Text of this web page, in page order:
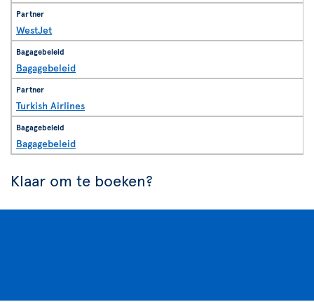
WestJet
Bagagebeleid
Turkish Airlines
Bagagebeleid
Klaar om te boeken?